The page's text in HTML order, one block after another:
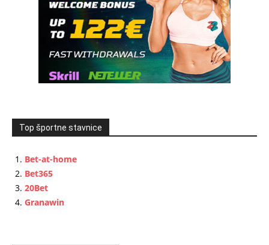
Top športne stavnice
Bet-at-home
Bet365
20Bet
Granawin